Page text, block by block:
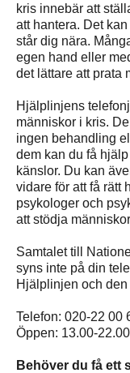
kris innebär att
att hantera. Det
står dig nära.
egen hand eller
det lättare att prata
Hjälplinjens
människor i kris.
ingen behandling
dem kan du få
känslor. Du kan
vidare för att få rätt
psykologer och
att stödja
Samtalet till
syns inte på din
Hjälplinjen och
Telefon: 020-22 00
Öppen: 13.00-
Behöver du få ett